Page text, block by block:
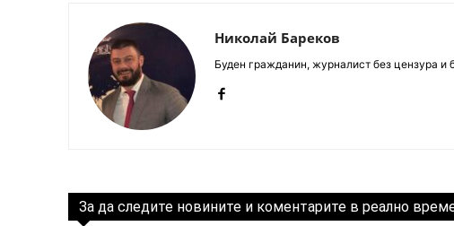
Николай Бареков
Буден гражданин, журналист без цензура и
За да следите новините и коментарите в реално